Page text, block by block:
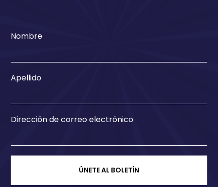
Nombre
Apellido
Dirección de correo electrónico
ÚNETE AL BOLETÍN